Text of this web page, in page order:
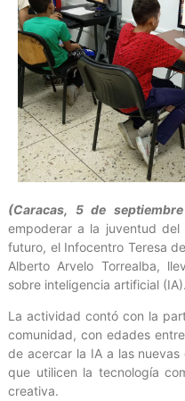
(Caracas, 5 de
empoderar a la juventud del
futuro, el Infocentro Teresa
Alberto Arvelo Torrealba,
sobre inteligencia artificial (IA).
La actividad contó con la
comunidad, con edades
de acercar la IA a las
que utilicen la tecnología
creativa.